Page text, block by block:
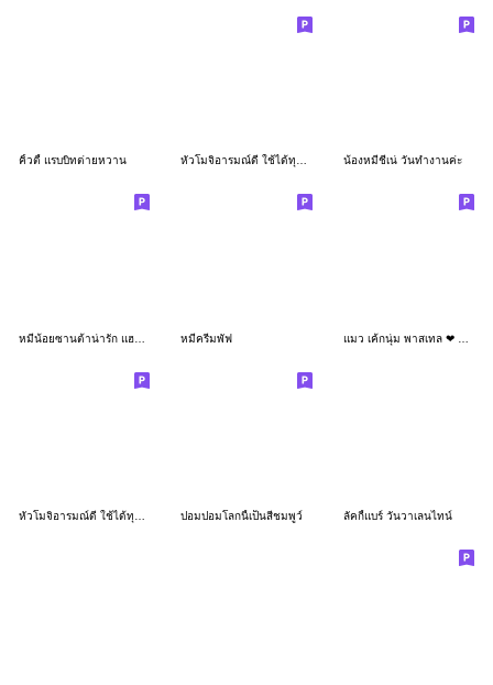
คิ้วตี้ แรบบิทต่ายหวาน หัวโมจิอารมณ์ดี ใช้ได้ทุกวัน 2 ❤️❤️ น้องหมีชีเน่ วันทำงานค่ะ
หมีครีมพัฟ
ปอมปอมโลกนี้เป็นสีชมพูว์ ลัคกี้แบร์ วันวาเลนไทน์